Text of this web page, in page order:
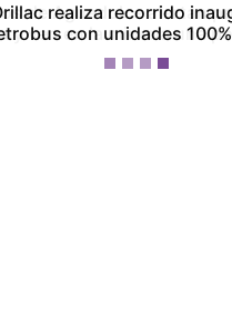
de Aguadulce alertan
y ven en la minería una